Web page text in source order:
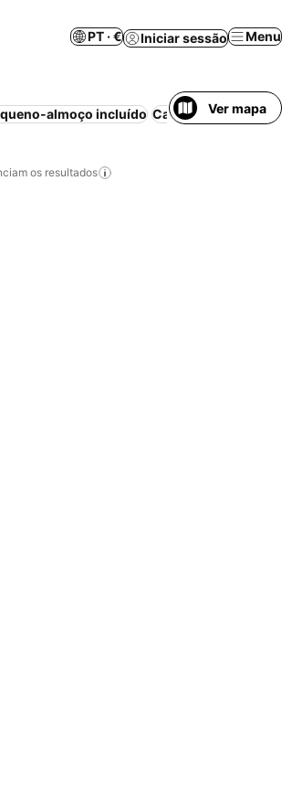
PT · € Iniciar sessão Menu
almoço incluído Casa/apartamento
Ver mapa
os resultados
favoritos
favoritos
favoritos